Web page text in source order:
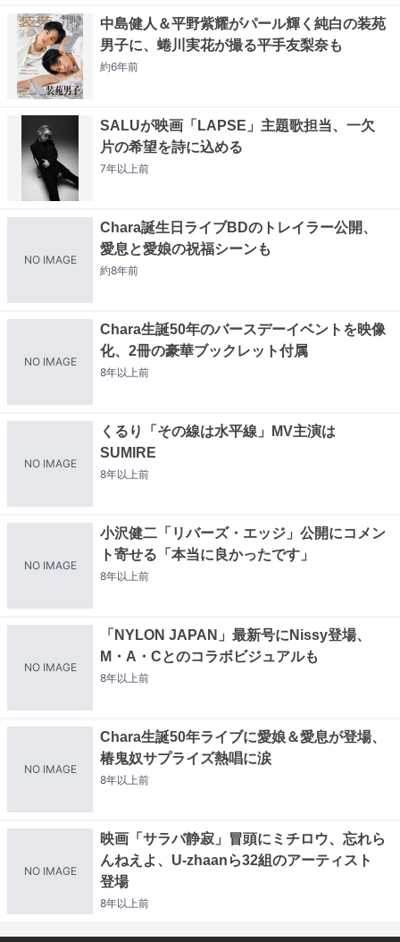
中島健人＆平野紫耀がパール輝く純白の装苑
男子に、蜷川実花が撮る平手友梨奈も
約6年前
SALUが映画「LAPSE」主題歌担当、一欠
片の希望を詩に込める
7年以上前
NO IMAGE
Chara誕生日ライブBDのトレイラー公開、
愛息と愛娘の祝福シーンも
約8年前
NO IMAGE
Chara生誕50年のバースデーイベントを映像
化、2冊の豪華ブックレット付属
8年以上前
NO IMAGE
くるり「その線は水平線」MV主演は
SUMIRE
8年以上前
NO IMAGE
小沢健二「リバーズ・エッジ」公開にコメン
ト寄せる「本当に良かったです」
8年以上前
NO IMAGE
「NYLON JAPAN」最新号にNissy登場、
M・A・Cとのコラボビジュアルも
8年以上前
NO IMAGE
Chara生誕50年ライブに愛娘＆愛息が登場、
椿鬼奴サプライズ熱唱に涙
8年以上前
NO IMAGE
映画「サラバ静寂」冒頭にミチロウ、忘れら
んねえよ、U-zhaanら32組のアーティスト
登場
8年以上前